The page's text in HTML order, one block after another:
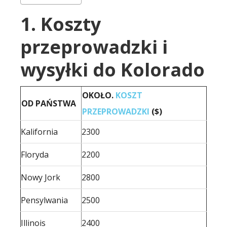
1. Koszty
przeprowadzki i
wysyłki do Kolorado
OD PAŃSTWA
OKOŁO. KOSZT
PRZEPROWADZKI ($)
Kalifornia
2300
Floryda 2200
Nowy Jork 2800
Pensylwania 2500
Illinois 2400